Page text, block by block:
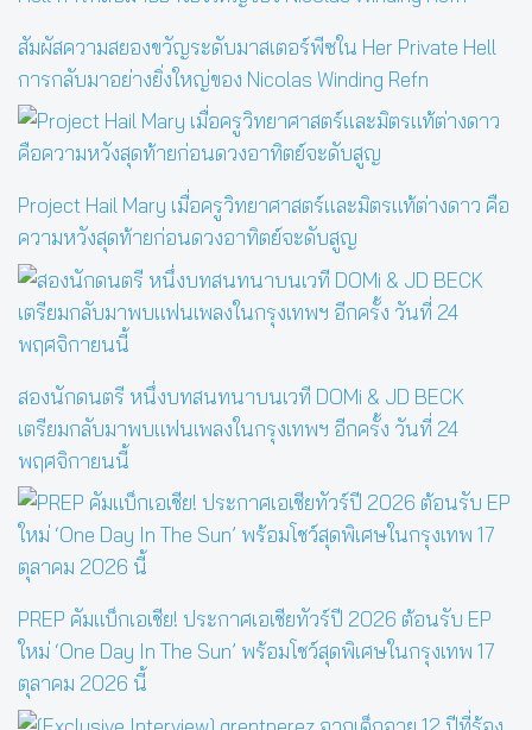
สัมผัสความสยองขวัญระดับมาสเตอร์พีซใน Her Private Hell
การกลับมาอย่างยิ่งใหญ่ของ Nicolas Winding Refn
Project Hail Mary เมื่อครูวิทยาศาสตร์และมิตรแท้ต่างดาว คือ
ความหวังสุดท้ายก่อนดวงอาทิตย์จะดับสูญ
สองนักดนตรี หนึ่งบทสนทนาบนเวที DOMi & JD BECK
เตรียมกลับมาพบแฟนเพลงในกรุงเทพฯ อีกครั้ง วันที่ 24
พฤศจิกายนนี้
PREP คัมแบ็กเอเชีย! ประกาศเอเชียทัวร์ปี 2026 ต้อนรับ EP
ใหม่ ‘One Day In The Sun’ พร้อมโชว์สุดพิเศษในกรุงเทพ 17
ตุลาคม 2026 นี้